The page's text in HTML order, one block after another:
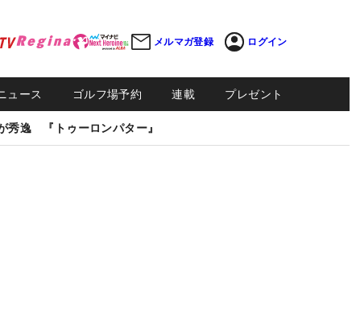
メルマガ登録 ログイン
ュース ゴルフ場予約 連載 プレゼント
秀逸 『トゥーロンパター』